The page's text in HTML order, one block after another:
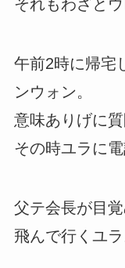
それもわざとウ
午前2時に帰宅
ンウォン。
意味ありげに質
その時ユラに電
父テ会長が目
飛んで行くユラ